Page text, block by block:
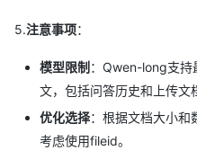
5.注意事项：
模型限制 ：Qwen-long支
文，包括问答历史和上传文
优化选择：根据文档大小和
考虑使用fileid。